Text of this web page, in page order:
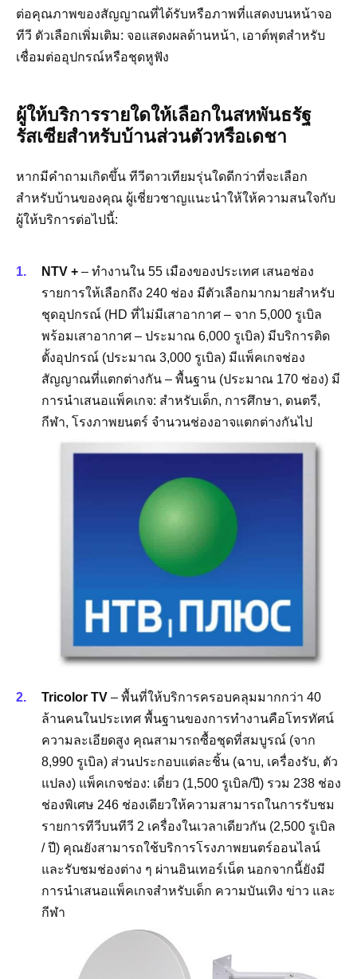
ต่อคุณภาพของสัญญาณที่ได้รับหรือภาพที่แสดงบนหน้าจอ
ทีวี ตัวเลือกเพิ่มเติม: จอแสดงผลด้านหน้า, เอาต์พุตสำหรับ
เชื่อมต่ออุปกรณ์หรือชุดหูฟัง
ผู้ให้บริการรายใดให้เลือกในสหพันธรัฐ
รัสเซียสำหรับบ้านส่วนตัวหรือเดชา
หากมีคำถามเกิดขึ้น ทีวีดาวเทียมรุ่นใดดีกว่าที่จะเลือก
สำหรับบ้านของคุณ ผู้เชี่ยวชาญแนะนำให้ให้ความสนใจกับ
ผู้ให้บริการต่อไปนี้:
NTV + – ทำงานใน 55 เมืองของประเทศ เสนอช่อง
รายการให้เลือกถึง 240 ช่อง มีตัวเลือกมากมายสำหรับ
ชุดอุปกรณ์ (HD ที่ไม่มีเสาอากาศ – จาก 5,000 รูเบิล
พร้อมเสาอากาศ – ประมาณ 6,000 รูเบิล) มีบริการติด
ตั้งอุปกรณ์ (ประมาณ 3,000 รูเบิล) มีแพ็คเกจช่อง
สัญญาณที่แตกต่างกัน – พื้นฐาน (ประมาณ 170 ช่อง) มี
การนำเสนอแพ็คเกจ: สำหรับเด็ก, การศึกษา, ดนตรี,
กีฬา, โรงภาพยนตร์ จำนวนช่องอาจแตกต่างกันไป
Tricolor TV – พื้นที่ให้บริการครอบคลุมมากกว่า 40
ล้านคนในประเทศ พื้นฐานของการทำงานคือโทรทัศน์
ความละเอียดสูง คุณสามารถซื้อชุดที่สมบูรณ์ (จาก
8,990 รูเบิล) ส่วนประกอบแต่ละชิ้น (ฉาบ, เครื่องรับ, ตัว
แปลง) แพ็คเกจช่อง: เดี่ยว (1,500 รูเบิล/ปี) รวม 238 ช่อง
ช่องพิเศษ 246 ช่องเดียวให้ความสามารถในการรับชม
รายการทีวีบนทีวี 2 เครื่องในเวลาเดียวกัน (2,500 รูเบิล
/ ปี) คุณยังสามารถใช้บริการโรงภาพยนตร์ออนไลน์
และรับชมช่องต่าง ๆ ผ่านอินเทอร์เน็ต นอกจากนี้ยังมี
การนำเสนอแพ็คเกจสำหรับเด็ก ความบันเทิง ข่าว และ
กีฬา